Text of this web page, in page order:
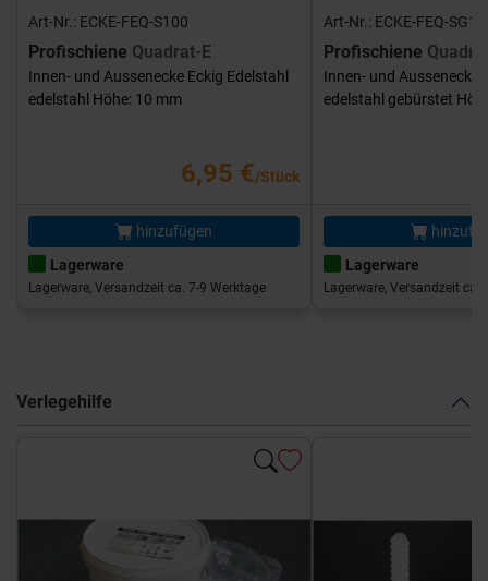
Art-Nr.: ECKE-FEQ-S100
Profischiene Quadrat-E
Innen- und Aussenecke Eckig Edelstahl
edelstahl Höhe: 10 mm
6,95 €/Stück
hinzufügen
Lagerware
Lagerware, Versandzeit ca. 7-9 Werktage
Art-Nr.: ECKE-FEQ-
Profischiene
Innen- und Aussenecke
edelstahl gebürstet
Lagerware
Lagerware, Versandzeit ca.
Verlegehilfe